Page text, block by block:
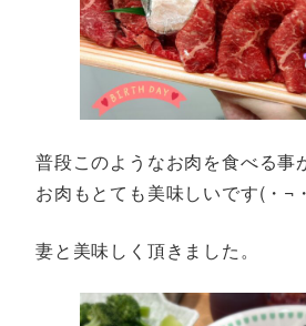
普段このようなお肉を食べる事
お肉もとても美味しいです(・¬
妻と美味しく頂きました。